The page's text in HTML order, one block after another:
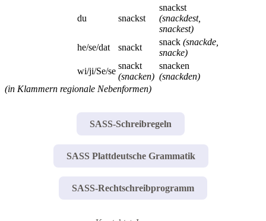
du snackst
snackst
(snackdest,
snackest)
he/se/dat
snackt
snack (snackde,
snacke)
wi/ji/Se/se
snackt
(snacken)
snacken
(snackden)
(in Klammern regionale Nebenformen)
SASS-Schreibregeln
SASS Plattdeutsche Grammatik
SASS-Rechtschreibprogramm